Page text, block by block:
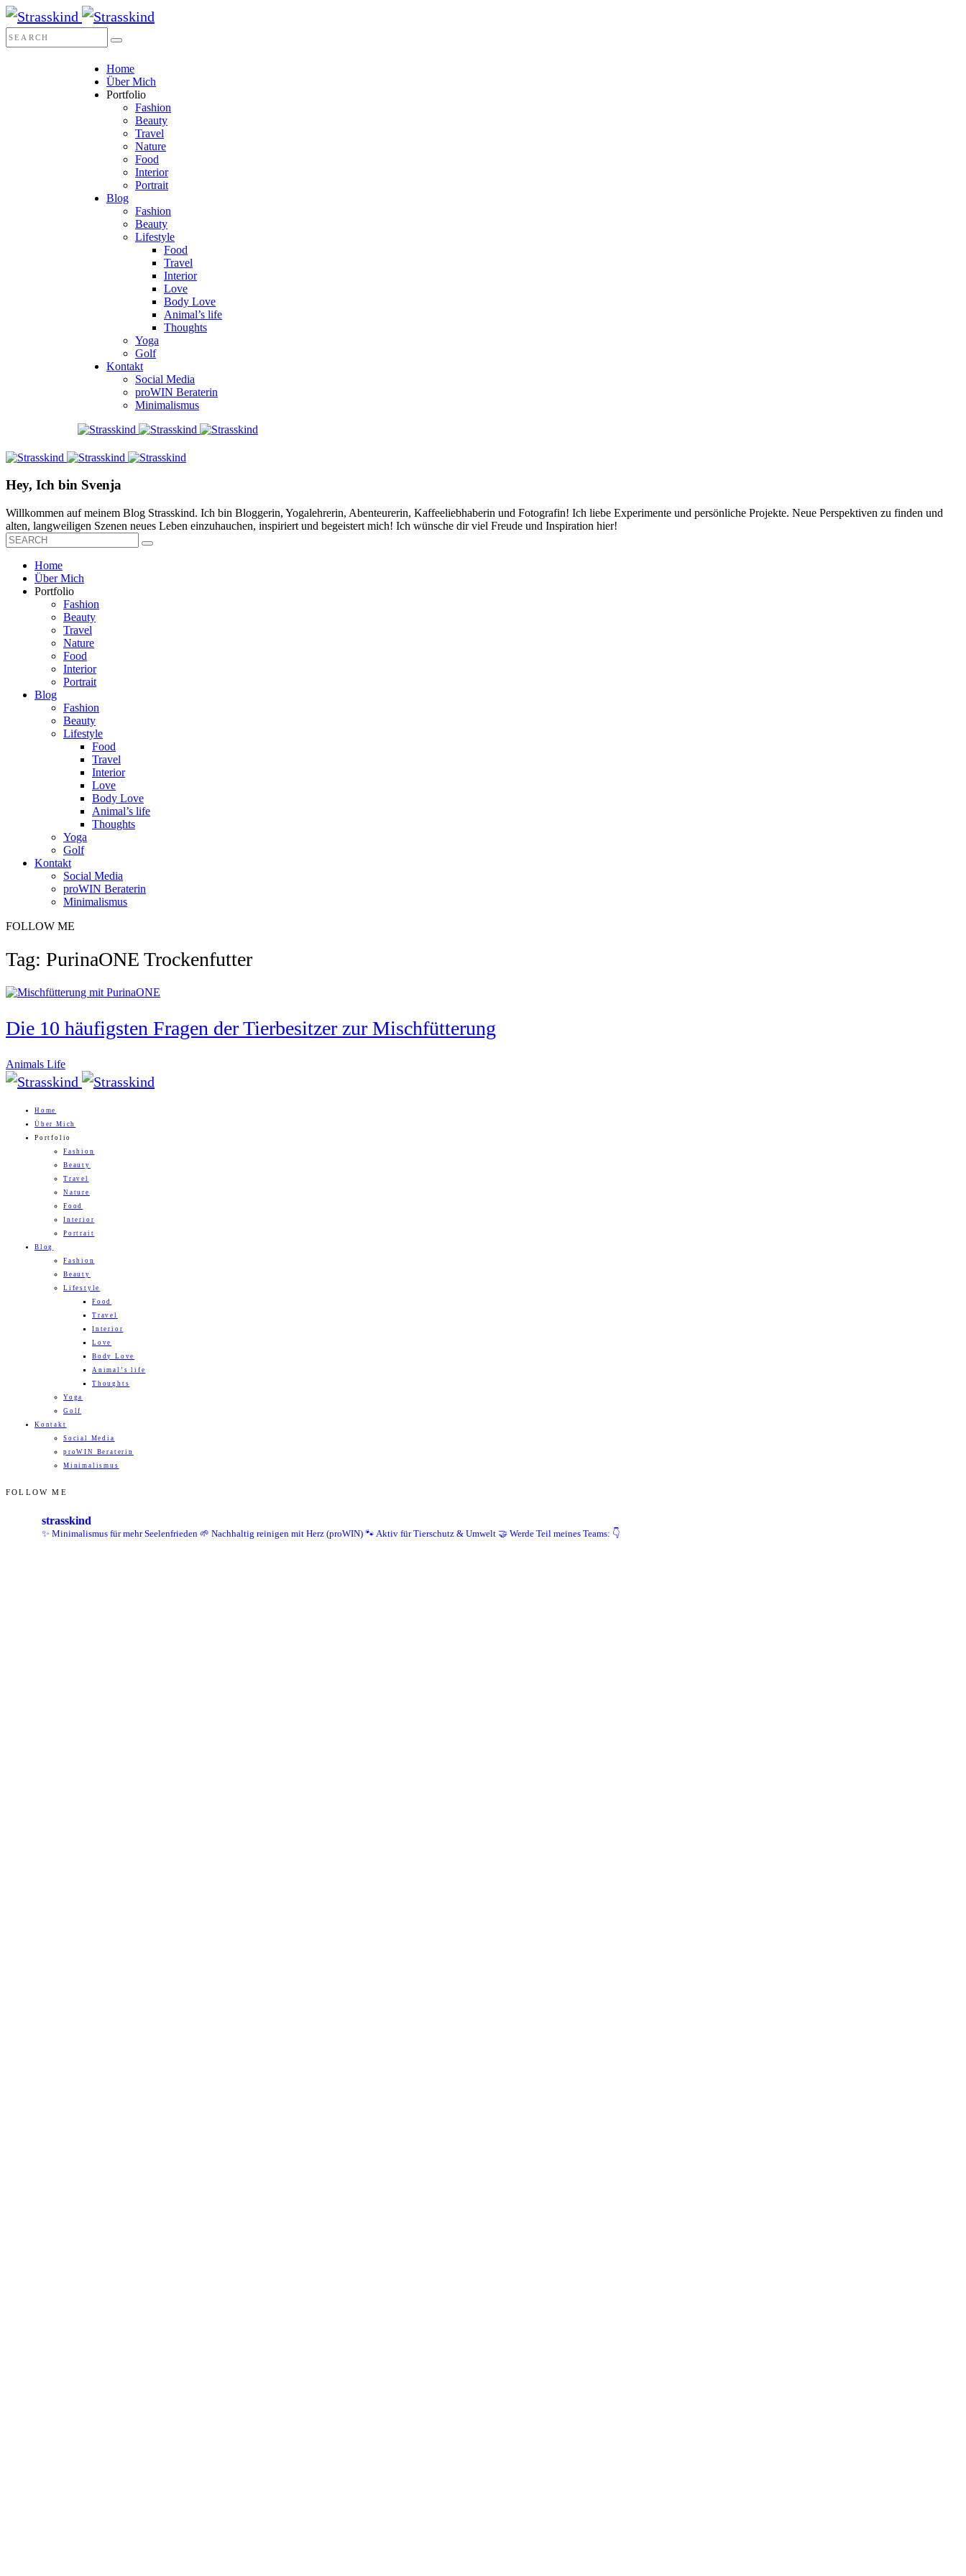
Home
Über Mich
Portfolio
Fashion
Beauty
Travel
Nature
Food
Interior
Portrait
Blog
Fashion
Beauty
Lifestyle
Food
Travel
Interior
Love
Body Love
Animal’s life
Thoughts
Yoga
Golf
Kontakt
Social Media
proWIN Beraterin
Minimalismus
Hey, Ich bin Svenja
Willkommen auf meinem Blog Strasskind. Ich bin Bloggerin, Yogalehrerin, Abenteurerin, Kaffeeliebhaberin und Fotografin! Ich liebe Experimente und persönliche Projekte. Neue Perspektiven zu finden und
alten, langweiligen Szenen neues Leben einzuhauchen, inspiriert und begeistert mich! Ich wünsche dir viel Freude und Inspiration hier!
Home
Über Mich
Portfolio
Fashion
Beauty
Travel
Nature
Food
Interior
Portrait
Blog
Fashion
Beauty
Lifestyle
Food
Travel
Interior
Love
Body Love
Animal’s life
Thoughts
Yoga
Golf
Kontakt
Social Media
proWIN Beraterin
Minimalismus
FOLLOW ME
Tag: PurinaONE Trockenfutter
Die 10 häufigsten Fragen der Tierbesitzer zur Mischfütterung
Animals Life
Home
Über Mich
Portfolio
Fashion
Beauty
Travel
Nature
Food
Interior
Portrait
Blog
Fashion
Beauty
Lifestyle
Food
Travel
Interior
Love
Body Love
Animal’s life
Thoughts
Yoga
Golf
Kontakt
Social Media
proWIN Beraterin
Minimalismus
FOLLOW ME
strasskind
✨ Minimalismus für mehr Seelenfrieden 🌱 Nachhaltig reinigen mit Herz (proWIN) 🐾 Aktiv für Tierschutz & Umwelt 🤝 Werde Teil meines Teams: 👇